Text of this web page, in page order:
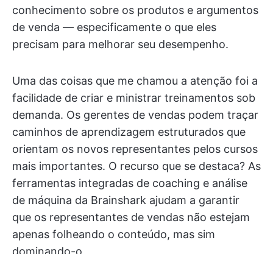
conhecimento sobre os produtos e argumentos
de venda — especificamente o que eles
precisam para melhorar seu desempenho.
Uma das coisas que me chamou a atenção foi a
facilidade de criar e ministrar treinamentos sob
demanda. Os gerentes de vendas podem traçar
caminhos de aprendizagem estruturados que
orientam os novos representantes pelos cursos
mais importantes. O recurso que se destaca? As
ferramentas integradas de coaching e análise
de máquina da Brainshark ajudam a garantir
que os representantes de vendas não estejam
apenas folheando o conteúdo, mas sim
dominando-o.